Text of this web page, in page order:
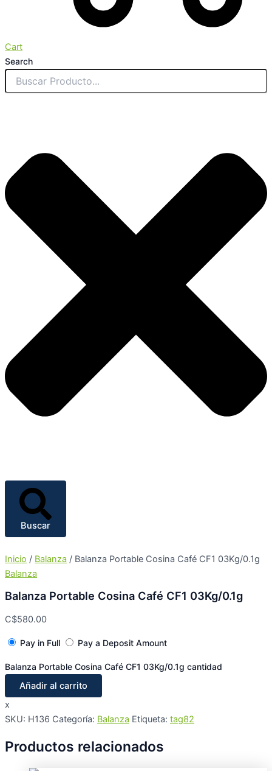
Cart
Search
Buscar
Inicio / Balanza / Balanza Portable Cosina Café CF1 03Kg/0.1g
Balanza
Balanza Portable Cosina Café CF1 03Kg/0.1g
C$580.00
Pay in Full Pay a Deposit Amount
Balanza Portable Cosina Café CF1 03Kg/0.1g cantidad
Añadir al carrito
x
SKU: H136 Categoría: Balanza Etiqueta: tag82
Productos relacionados